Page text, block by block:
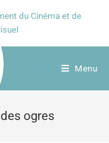
du Cinéma et de
Menu
ogres